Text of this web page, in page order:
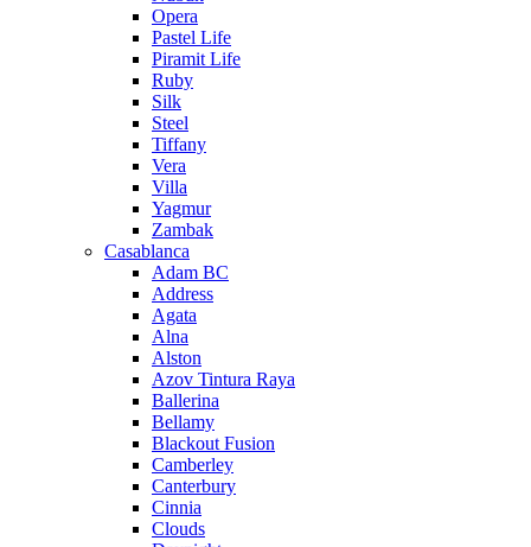
Opera
Pastel Life
Piramit Life
Ruby
Silk
Steel
Tiffany
Vera
Villa
Yagmur
Zambak
Casablanca
Adam BC
Address
Agata
Alna
Alston
Azov Tintura Raya
Ballerina
Bellamy
Blackout Fusion
Camberley
Canterbury
Cinnia
Clouds